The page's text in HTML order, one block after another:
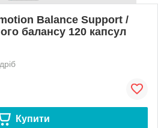
Balance Support /
балансу 120 капсул
Купити